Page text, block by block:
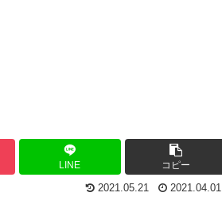
LINE コピー
2021.05.21 2021.04.01